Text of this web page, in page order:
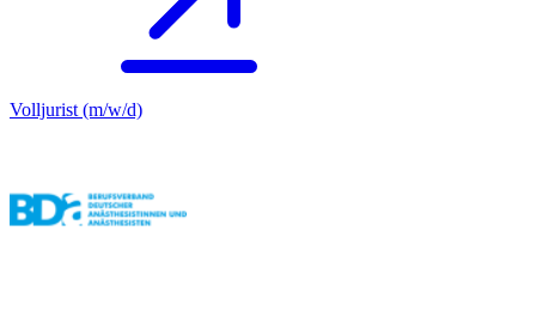
Volljurist (m/w/d)